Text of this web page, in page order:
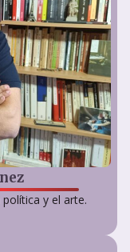
y el arte.